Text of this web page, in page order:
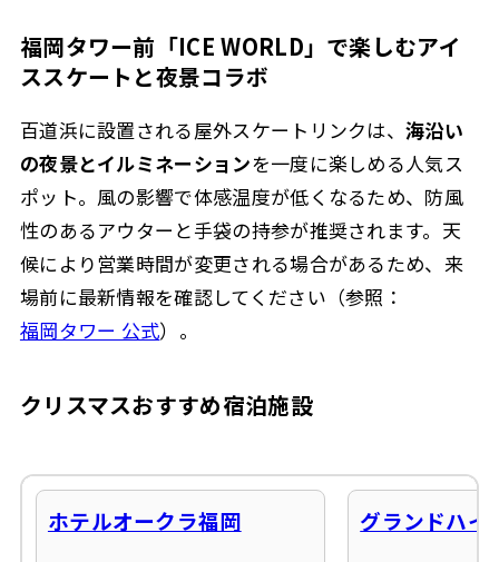
福岡タワー前「ICE WORLD」で楽しむアイ
ススケートと夜景コラボ
百道浜に設置される屋外スケートリンクは、海沿い
の夜景とイルミネーションを一度に楽しめる人気ス
ポット。風の影響で体感温度が低くなるため、防風
性のあるアウターと手袋の持参が推奨されます。天
候により営業時間が変更される場合があるため、来
場前に最新情報を確認してください（参照：
福岡タワー 公式）。
クリスマスおすすめ宿泊施設
ホテルオークラ福岡 グランドハイ